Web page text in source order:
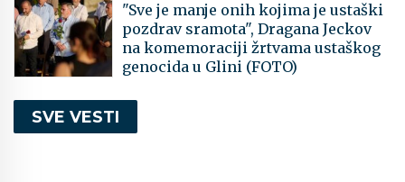
"Sve je manje onih kojima je ustaški
pozdrav sramota", Dragana Jeckov
na komemoraciji žrtvama ustaškog
genocida u Glini (FOTO)
SVE VESTI